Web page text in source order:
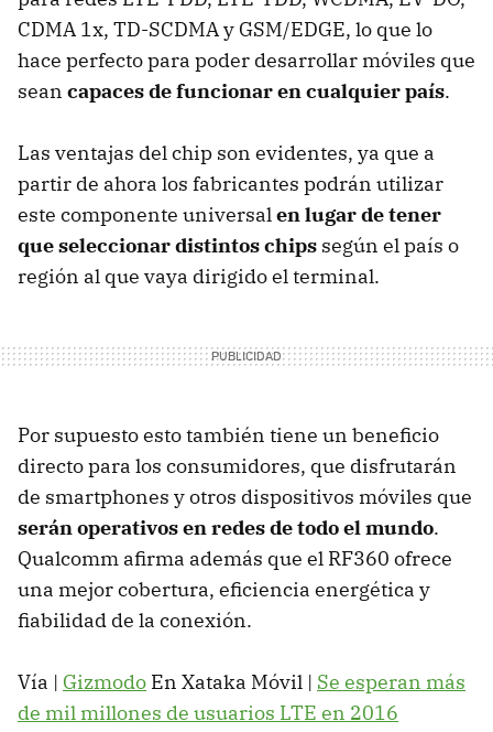
CDMA 1x, TD-SCDMA y GSM/EDGE, lo que lo
hace perfecto para poder desarrollar móviles que
sean capaces de funcionar en cualquier país.
Las ventajas del chip son evidentes, ya que a
partir de ahora los fabricantes podrán utilizar
este componente universalen lugar de tener
que seleccionar distintos chips según el país o
región al que vaya dirigido el terminal.
Por supuesto esto también tiene un beneficio
directo para los consumidores, que disfrutarán
de smartphones y otros dispositivos móviles que
serán operativos en redes de todo el mundo.
Qualcomm afirma además que el RF360 ofrece
una mejor cobertura, eficiencia energética y
fiabilidad de la conexión.
Vía | Gizmodo En Xataka Móvil | Se esperan más
de mil millones de usuarios LTE en 2016